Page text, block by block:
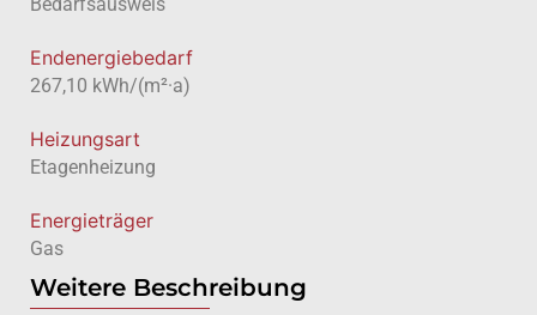
Endenergiebedarf
267,10 kWh/(m²·a)
Heizungsart
Etagenheizung
Energieträger
Gas
Weitere Beschreibung